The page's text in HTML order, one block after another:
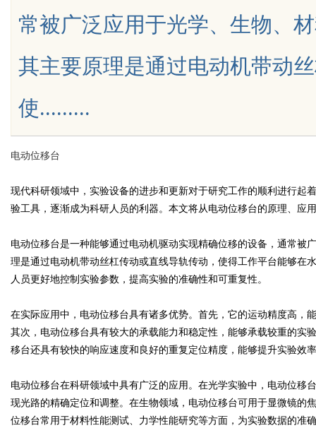
常被广泛应用于光学、生物、
其主要原理是通过电动机带动
使.........
电动位移台
现代科研领域中，实验设备的进步和更新对于研究工作的顺利进行起
验工具，逐渐成为科研人员的利器。本文将从电动位移台的原理、应
电动位移台是一种能够通过电动机驱动实现精确位移的设备，通常被
理是通过电动机带动丝杠传动或直线导轨传动，使得工作平台能够在
人员更好地控制实验参数，提高实验的准确性和可重复性。
在实际应用中，电动位移台具有诸多优势。首先，它的运动精度高，
其次，电动位移台具有较大的承载能力和稳定性，能够承载较重的实
移台还具有较快的响应速度和良好的重复定位精度，能够提升实验效
电动位移台在科研领域中具有广泛的应用。在光学实验中，电动位移
现光路的精确定位和调整。在生物领域，电动位移台可用于显微镜的
位移台常用于材料性能测试、力学性能研究等方面，为实验数据的准